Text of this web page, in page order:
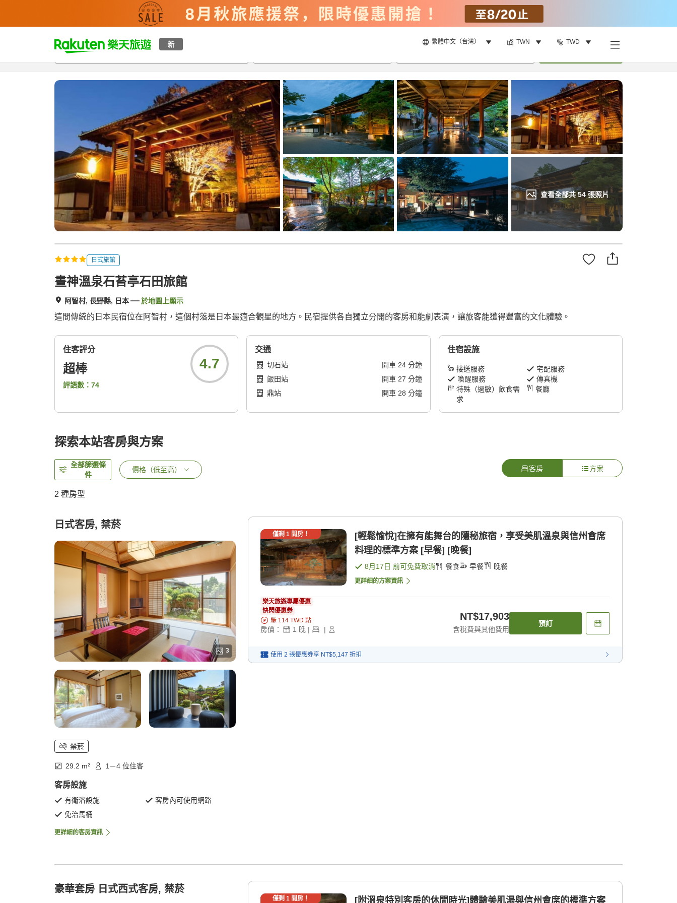
新 繁體中文（台灣） TWN TWD
t
p
a
r
c
查看全部共 54張照片
總覽客房與方案評語設施
日式旅館
晝神溫泉石苔亭石田旅館
阿智村, 長野縣, 日本 於地圖上顯示
這間傳統的日本民宿位在阿智村，這個村落是日本最適合觀星的地方。民宿提供各自獨立分開的客房和能劇表演，讓旅客能獲得豐富的文化體驗。
住客評分
超棒
評語數： 74
4.7
交通
切石站 開車 24分鐘
飯田站
開車 27 分鐘
鼎站
開車 28 分鐘
住宿設施
接送服務
宅配服務
喚醒服務
傳真機
特殊（過敏）飲食需
求
餐廳
探索本站客房與方案
全部篩選條
件
價格（低至高） 客房 方案
2 種房型
日式客房, 禁菸
3
禁菸
29.2 m² 1－4 位住客
客房設施
有衛浴設施
客房內可使用網路
免治馬桶
更詳細的客房資訊
僅剩 1間房！
[輕鬆愉悅]在擁有能舞台的隱秘旅宿，享受美肌溫泉與信州會席
料理的標準方案 [早餐] [晚餐]
8月17日 前可免費取消 餐食 早餐 晚餐
更詳細的方案資訊
樂天旅遊專屬優惠
快閃優惠券
賺 114 TWD 點
房價： 1 晚 | |
NT$17,903
含稅費與其他費用
預訂
使用 2 張優惠券享 NT$5,147 折扣
豪華套房 日式西式客房, 禁菸
僅剩 1間房！ [附溫泉特別客房的休閒時光]體驗美肌湯與信州會席的標準方案